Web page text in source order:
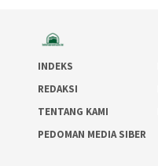
INDEKS
REDAKSI
TENTANG KAMI
PEDOMAN MEDIA SIBER